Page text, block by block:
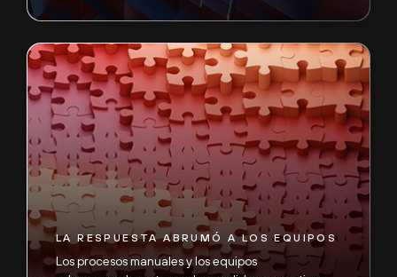
MANTENER EL RITMO
Los adversarios ahora ejecutan ataques de ext. a
ext. en <60 minutos, mientras que la
implementación y la puesta a punto de los SOC
llevan meses. La mayoría de los equipos no pueden
establecer, operar y desarrollar defensas rápido
para seguir el ritmo de las amenazas a la velocidad
de las máquinas.
-
LA RESPUESTA ABRUMÓ A LOS EQUIPOS
Los procesos manuales y los equipos